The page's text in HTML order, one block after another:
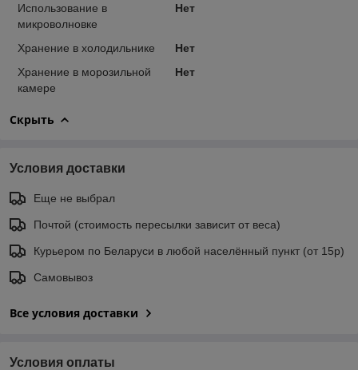
Использование в
микроволновке
Нет
Хранение в холодильнике
Нет
Хранение в морозильной
камере
Нет
Скрыть
Условия доставки
Еще не выбрал
Почтой (стоимость пересылки зависит от веса)
Курьером по Беларуси в любой населённый пункт (от 15р)
Самовывоз
Все условия доставки
Условия оплаты